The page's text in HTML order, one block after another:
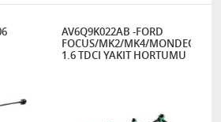
AV6Q9K022AB -FORD
FOCUS/MK2/MK4/MONDEO/
1.6 TDCI YAKIT HORTUMU